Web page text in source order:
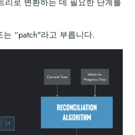
“patch"라고 부릅니다.